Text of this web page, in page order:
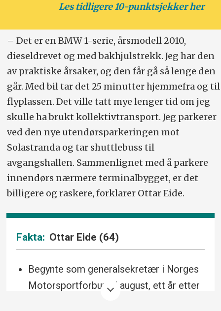
Les tidligere 10-punktsjekker her
– Det er en BMW 1-serie, årsmodell 2010,
dieseldrevet og med bakhjulstrekk. Jeg har den
av praktiske årsaker, og den får gå så lenge den
går. Med bil tar det 25 minutter hjemmefra og til
flyplassen. Det ville tatt mye lenger tid om jeg
skulle ha brukt kollektivtransport. Jeg parkerer
ved den nye utendørsparkeringen mot
Solastranda og tar shuttlebuss til
avgangshallen. Sammenlignet med å parkere
innendørs nærmere terminalbygget, er det
billigere og raskere, forklarer Ottar Eide.
Ottar Eide (64)
Begynte som generalsekretær i Norges
Motorsportforbund i august, ett år etter